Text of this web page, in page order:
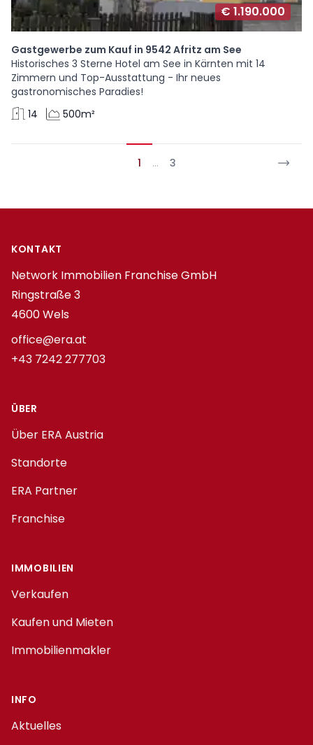
€ 1.190.000
Gastgewerbe zum Kauf in 9542 Afritz am See
Historisches 3 Sterne Hotel am See in Kärnten mit 14
Zimmern und Top-Ausstattung - Ihr neues
gastronomisches Paradies!
14
500m²
1 … 3
Footer
KONTAKT
Network Immobilien Franchise GmbH
Ringstraße 3
4600 Wels
office@era.at
+43 7242 277703
ÜBER
Über ERA Austria
Standorte
ERA Partner
Franchise
IMMOBILIEN
Verkaufen
Kaufen und Mieten
Immobilienmakler
INFO
Aktuelles